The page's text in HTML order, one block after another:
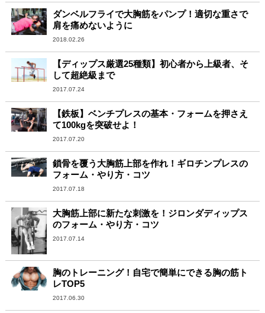
ダンベルフライで大胸筋をパンプ！適切な重さで
肩を痛めないように
2018.02.26
【ディップス厳選25種類】初心者から上級者、そ
して超絶級まで
2017.07.24
【鉄板】ベンチプレスの基本・フォームを押さえ
て100kgを突破せよ！
2017.07.20
鎖骨を覆う大胸筋上部を作れ！ギロチンプレスの
フォーム・やり方・コツ
2017.07.18
大胸筋上部に新たな刺激を！ジロンダディップス
のフォーム・やり方・コツ
2017.07.14
胸のトレーニング！自宅で簡単にできる胸の筋ト
レTOP5
2017.06.30